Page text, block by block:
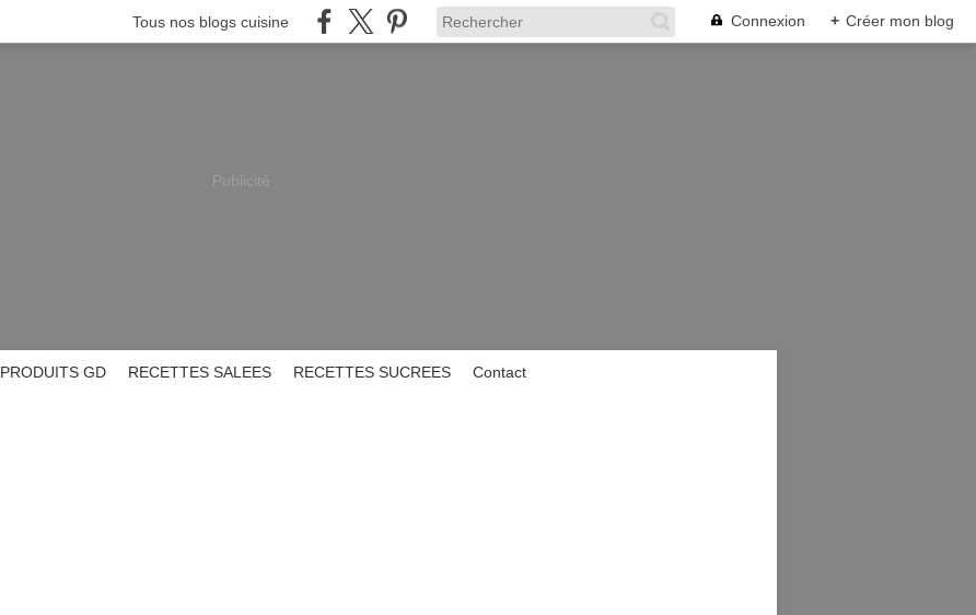
Tous nos blogs cuisine Connexion + Créer mon blog
Publicité
PRODUITS GD RECETTES SALEES RECETTES SUCREES Contact